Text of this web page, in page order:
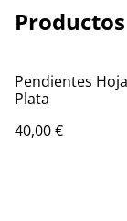
Pendientes
Plata
40,00 €